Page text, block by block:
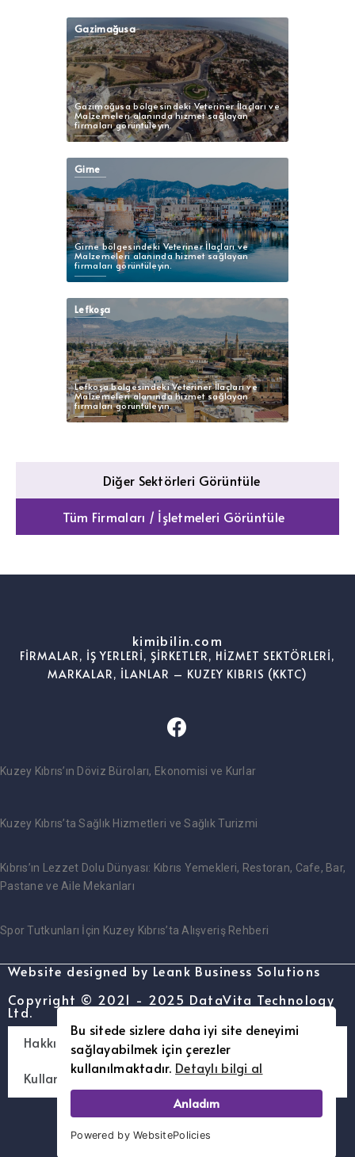
Bu sitede sizlere daha iyi site deneyimi
sağlayabilmek için çerezler
kullanılmaktadır. Detaylı bilgi al
Anladım
Powered by WebsitePolicies
Gazimağusa
Gazimağusa bölgesindeki Veteriner İlaçları ve
Malzemeleri alanında hizmet sağlayan
firmaları görüntüleyin.
Girne
Girne bölgesindeki Veteriner İlaçları ve
Malzemeleri alanında hizmet sağlayan
firmaları görüntüleyin.
Lefkoşa
Lefkoşa bölgesindeki Veteriner İlaçları ve
Malzemeleri alanında hizmet sağlayan
firmaları görüntüleyin.
Diğer Sektörleri Görüntüle
Tüm Firmaları / İşletmeleri Görüntüle
kimibilin.com
FİRMALAR, İŞ YERLERİ, ŞİRKETLER, HİZMET SEKTÖRLERİ,
MARKALAR, İLANLAR – KUZEY KIBRIS (KKTC)
Kuzey Kıbrıs’ın Döviz Büroları, Ekonomisi ve Kurlar
Kuzey Kıbrıs’ta Sağlık Hizmetleri ve Sağlık Turizmi
Kıbrıs’ın Lezzet Dolu Dünyası: Kıbrıs Yemekleri, Restoran, Cafe, Bar,
Pastane ve Aile Mekanları
Spor Tutkunları İçin Kuzey Kıbrıs’ta Alışveriş Rehberi
Website designed by Leank Business Solutions
Copyright © 2021 - 2025 DataVita Technology
Ltd.
Hakkımızda – [www.kimibilin.com]
Kullanım Şartları ve Gizlilik Politikası